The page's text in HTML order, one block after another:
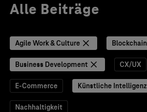
Alle Beiträge
Agile Work & Culture Blockchain
Business Development CX/UX
E-Commerce Künstliche Intelligenz
Nachhaltigkeit